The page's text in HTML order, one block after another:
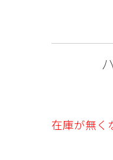
在庫が無く